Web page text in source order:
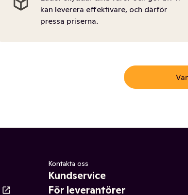
kan leverera effektivare, och därför
pressa priserna.
Kontakta oss
Kundservice
För leverantörer